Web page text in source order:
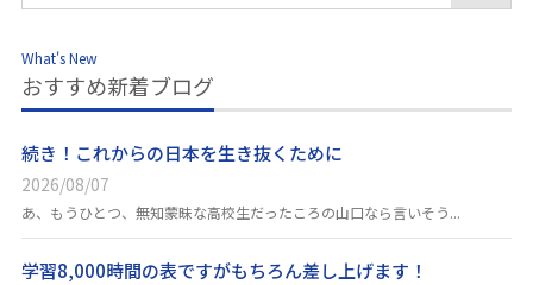
What's New
おすすめ新着ブログ
続き！これからの日本を生き抜くために
2026/08/07
あ、もうひとつ、無知蒙昧な高校生だったころの山口なら言いそう...
学習8,000時間の表ですがもちろん差し上げます！